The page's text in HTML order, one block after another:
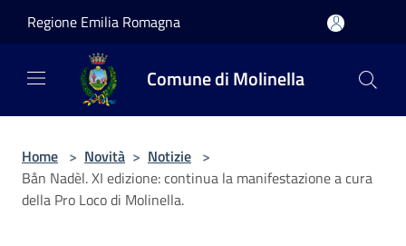
Regione Emilia Romagna
Comune di Molinella
Home > Novità > Notizie >
Bån Nadèl. XI edizione: continua la manifestazione a cura
della Pro Loco di Molinella.